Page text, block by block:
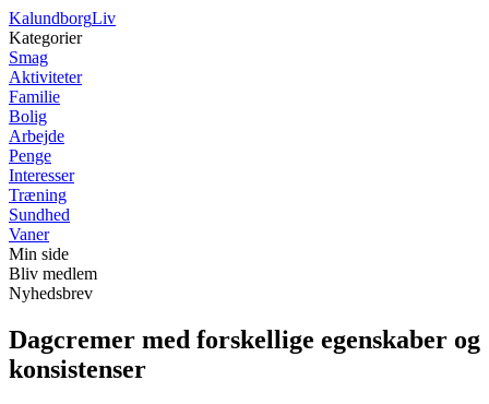
KalundborgLiv
Kategorier
Smag
Aktiviteter
Familie
Bolig
Arbejde
Penge
Interesser
Træning
Sundhed
Vaner
Min side
Bliv medlem
Nyhedsbrev
Dagcremer med forskellige egenskaber og
konsistenser